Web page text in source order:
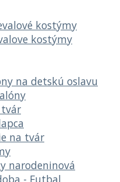
kostýmy
kostýmy
na detskú oslavu
na tvár
narodeninová
- Futbal